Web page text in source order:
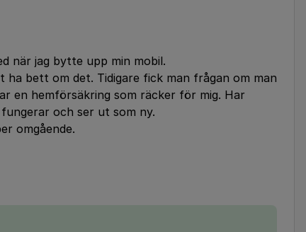
när jag bytte upp min mobil.
ha bett om det. Tidigare fick man frågan om man
en hemförsäkring som räcker för mig. Har
och ser ut som ny.
omgående.